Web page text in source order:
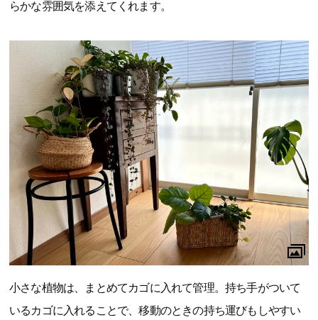
らかな雰囲気を添えてくれます。
小さな植物は、まとめてカゴに入れて管理。持ち手がついて
いるカゴに入れることで、移動のときの持ち運びもしやすい